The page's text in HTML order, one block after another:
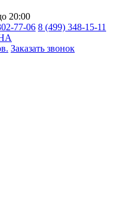
20:00
77-06 8 (499) 348-15-11
Заказать звонок